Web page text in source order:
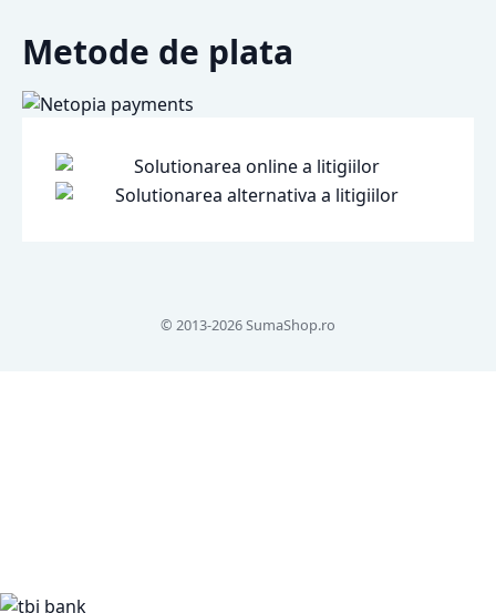
Metode de plata
© 2013-2026 SumaShop.ro